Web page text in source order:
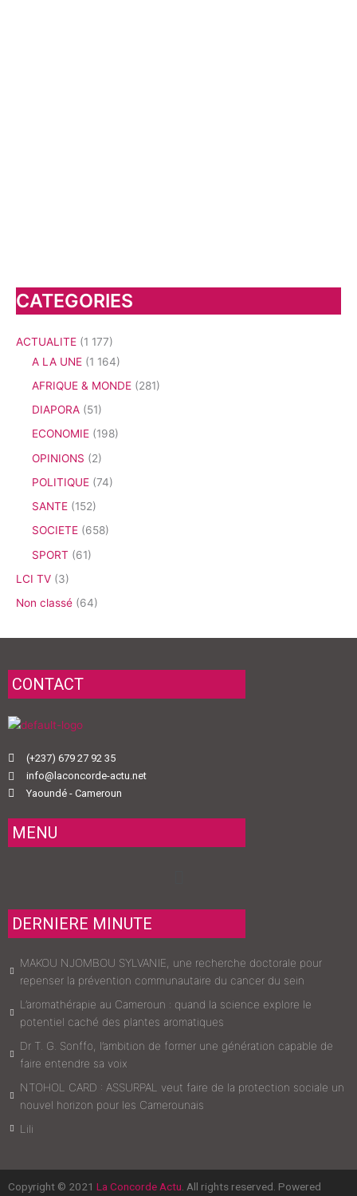
CATEGORIES
ACTUALITE (1 177)
A LA UNE (1 164)
AFRIQUE & MONDE (281)
DIAPORA (51)
ECONOMIE (198)
OPINIONS (2)
POLITIQUE (74)
SANTE (152)
SOCIETE (658)
SPORT (61)
LCI TV (3)
Non classé (64)
CONTACT
(+237) 679 27 92 35
info@laconcorde-actu.net
Yaoundé - Cameroun
MENU
DERNIERE MINUTE
MAKOU NJOMBOU SYLVANIE, une recherche doctorale pour
repenser la prévention communautaire du cancer du sein
L’aromathérapie au Cameroun : quand la science explore le
potentiel caché des plantes aromatiques
Dr T. G. Sonffo, l’ambition de former une génération capable de
faire entendre sa voix
NTOHOL CARD : ASSURPAL veut faire de la protection sociale un
nouvel horizon pour les Camerounais
Lili
Copyright © 2021 La Concorde Actu . All rights reserved. Powered